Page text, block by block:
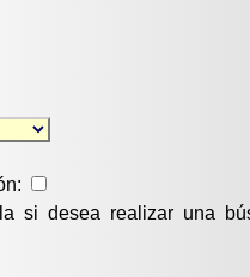
si desea realizar una